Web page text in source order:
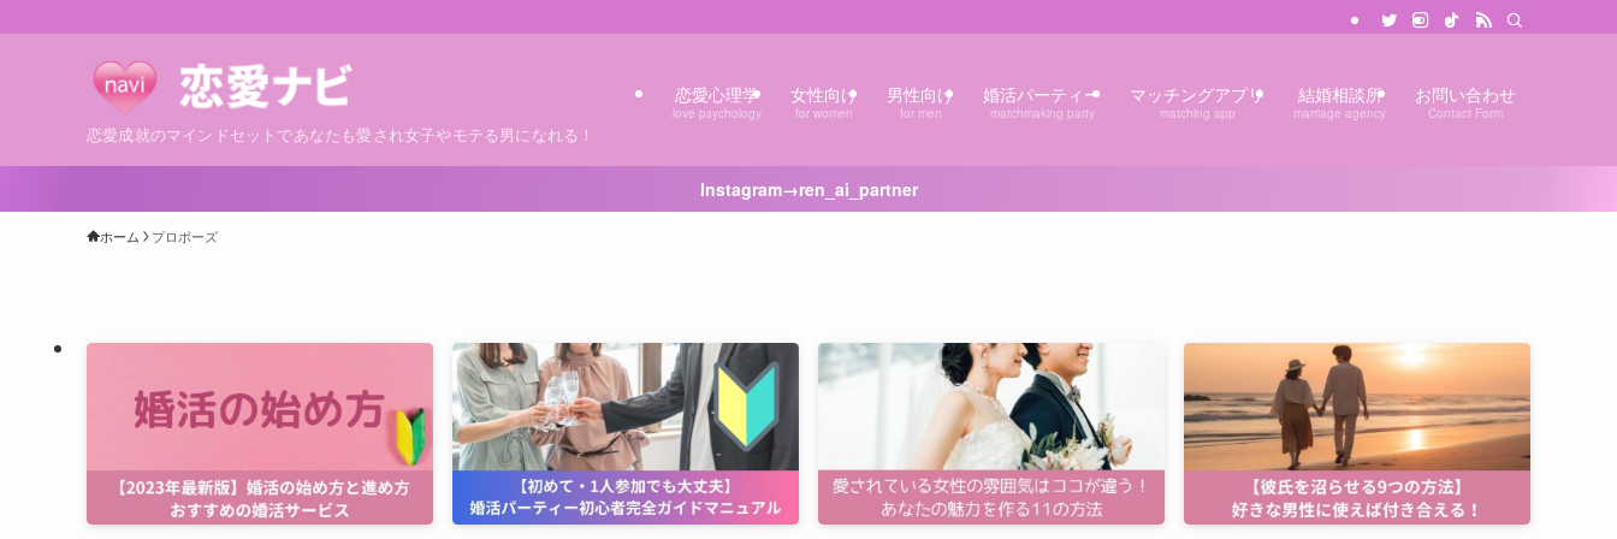
恋愛成就のマインドセットであなたも愛され女子やモテる男になれる！
恋愛心理学
love psychology
女性向け
for women
男性向け
for men
婚活パーティー
matchmaking party
マッチングアプリ
matching app
結婚相談所
marriage agency
お問い合わせ
Contact Form
Instagram→ren_ai_partner
ホーム プロポーズ